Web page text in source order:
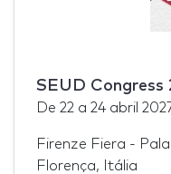
SEUD Congress
De 22 a 24 abril
Firenze Fiera -
Florença, Itália